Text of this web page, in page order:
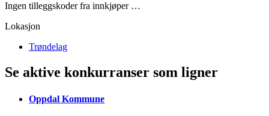
Ingen tilleggskoder fra innkjøper …
Lokasjon
Trøndelag
Se aktive konkurranser som ligner
Oppdal Kommune